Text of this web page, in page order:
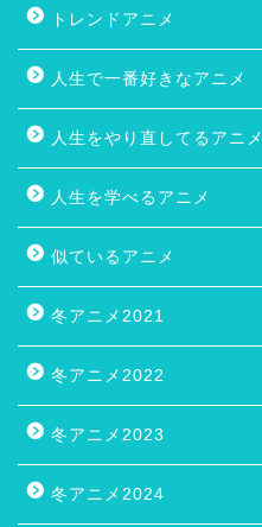
トレンドアニメ
人生で一番好きなアニメ
人生をやり直してるアニメ
人生を学べるアニメ
似ているアニメ
冬アニメ2021
冬アニメ2022
冬アニメ2023
冬アニメ2024